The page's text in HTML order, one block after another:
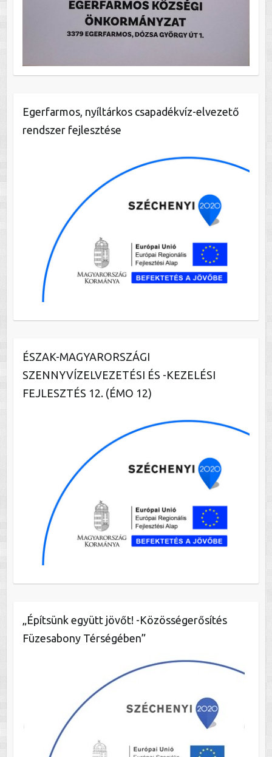
Egerfarmos, nyíltárkos csapadékvíz-elvezető
rendszer fejlesztése
ÉSZAK-MAGYARORSZÁGI
SZENNYVÍZELVEZETÉSI ÉS -KEZELÉSI
FEJLESZTÉS 12. (ÉMO 12)
„Építsünk együtt jövőt! -Közösségerősítés
Füzesabony Térségében”